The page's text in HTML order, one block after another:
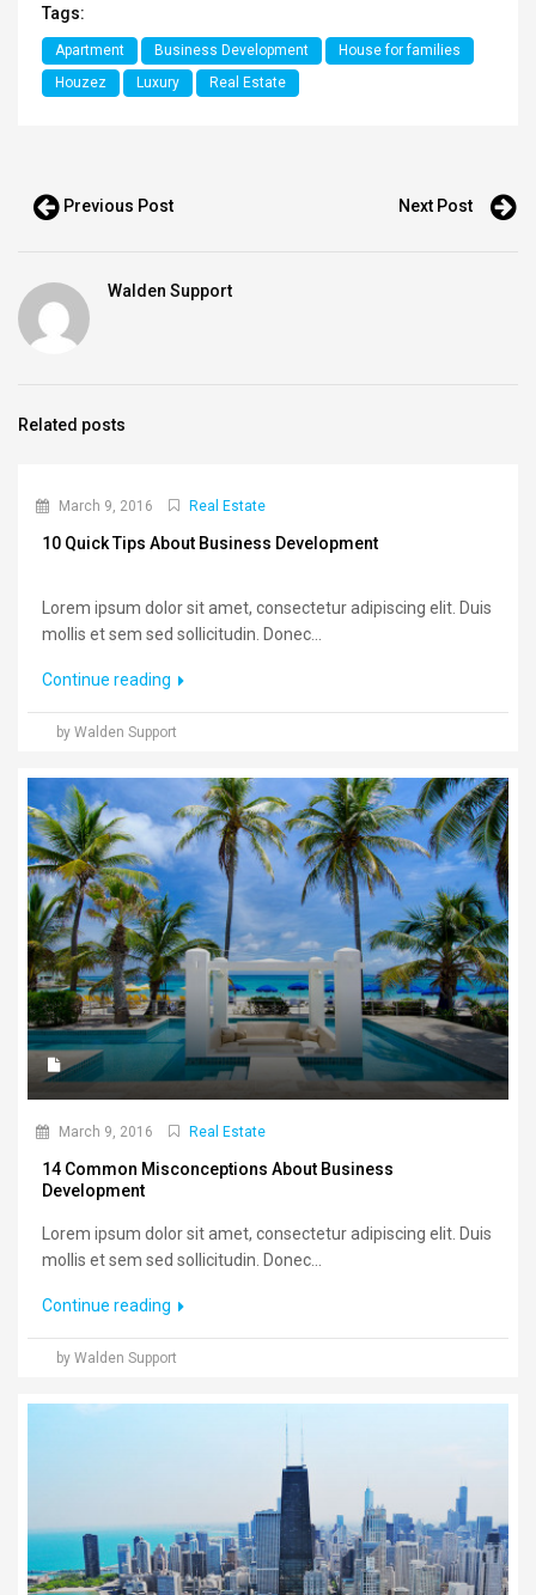
Tags:
Apartment Business Development
House for families
Houzez
Luxury Real Estate
Previous Post Next Post
Walden Support
Related posts
March 9, 2016 Real Estate
10 Quick Tips About Business Development
Lorem ipsum dolor sit amet, consectetur adipiscing elit. Duis
mollis et sem sed sollicitudin. Donec...
Continue reading
by Walden Support
March 9, 2016 Real Estate
14 Common Misconceptions About Business
Development
Lorem ipsum dolor sit amet, consectetur adipiscing elit. Duis
mollis et sem sed sollicitudin. Donec...
Continue reading
by Walden Support